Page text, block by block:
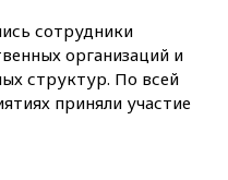
сотрудники
организаций и
структур. По всей
приняли участие